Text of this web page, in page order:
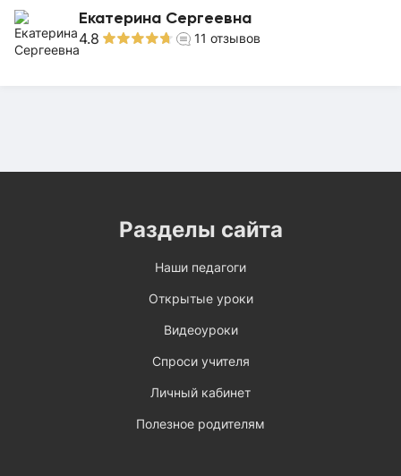
Екатерина Сергеевна
4.8 11 отзывов
Разделы сайта
Наши педагоги
Открытые уроки
Видеоуроки
Спроси учителя
Личный кабинет
Полезное родителям